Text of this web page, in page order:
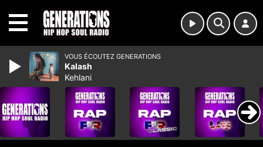
VOUS ÉCOUTEZ GENERATIONS
Kalash
Kehlani